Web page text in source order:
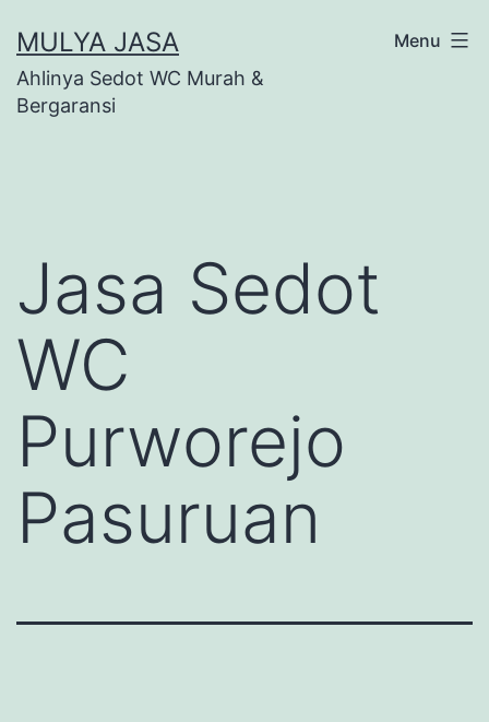
to
content
MULYA JASA
Ahlinya Sedot WC Murah &
Bergaransi
Menu
Jasa Sedot
WC
Purworejo
Pasuruan